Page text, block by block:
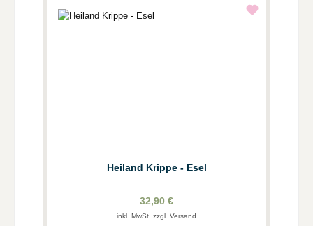
Heiland Krippe - Esel
32,90 €
inkl. MwSt. zzgl. Versand